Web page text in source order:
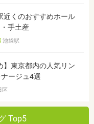
近くのおすすめホール
手土産
池袋駅
】東京都内の人気リン
ージュ4選
区
Top5